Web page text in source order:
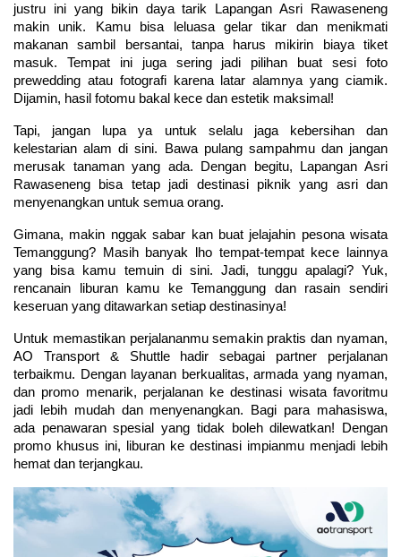
justru ini yang bikin daya tarik Lapangan Asri Rawaseneng
makin unik. Kamu bisa leluasa gelar tikar dan menikmati
makanan sambil bersantai, tanpa harus mikirin biaya tiket
masuk. Tempat ini juga sering jadi pilihan buat sesi foto
prewedding atau fotografi karena latar alamnya yang ciamik.
Dijamin, hasil fotomu bakal kece dan estetik maksimal!
Tapi, jangan lupa ya untuk selalu jaga kebersihan dan
kelestarian alam di sini. Bawa pulang sampahmu dan jangan
merusak tanaman yang ada. Dengan begitu, Lapangan Asri
Rawaseneng bisa tetap jadi destinasi piknik yang asri dan
menyenangkan untuk semua orang.
Gimana, makin nggak sabar kan buat jelajahin pesona wisata
Temanggung? Masih banyak lho tempat-tempat kece lainnya
yang bisa kamu temuin di sini. Jadi, tunggu apalagi? Yuk,
rencanain liburan kamu ke Temanggung dan rasain sendiri
keseruan yang ditawarkan setiap destinasinya!
Untuk memastikan perjalananmu semakin praktis dan nyaman,
AO Transport & Shuttle hadir sebagai partner perjalanan
terbaikmu. Dengan layanan berkualitas, armada yang nyaman,
dan promo menarik, perjalanan ke destinasi wisata favoritmu
jadi lebih mudah dan menyenangkan. Bagi para mahasiswa,
ada penawaran spesial yang tidak boleh dilewatkan! Dengan
promo khusus ini, liburan ke destinasi impianmu menjadi lebih
hemat dan terjangkau.